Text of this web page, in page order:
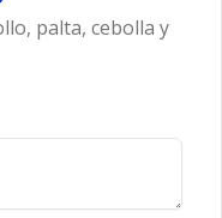
palta, cebolla y